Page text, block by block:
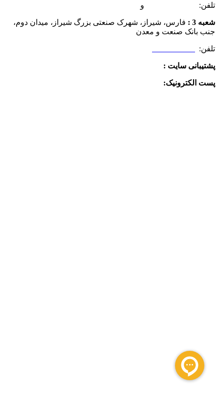
تلفن: و
شعبه 3 :
فارس، شیراز، شهرک صنعتی بزرگ شیراز، میدان دوم،
جنب بانک صنعت و معدن
تلفن:
پشتیبانی سایت :
پست الکترونیک: